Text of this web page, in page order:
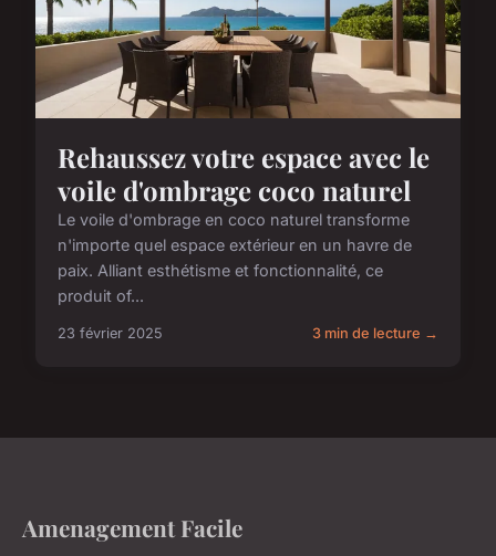
Rehaussez votre espace avec le
voile d'ombrage coco naturel
Le voile d'ombrage en coco naturel transforme
n'importe quel espace extérieur en un havre de
paix. Alliant esthétisme et fonctionnalité, ce
produit of...
23 février 2025 3 min de lecture →
Amenagement Facile